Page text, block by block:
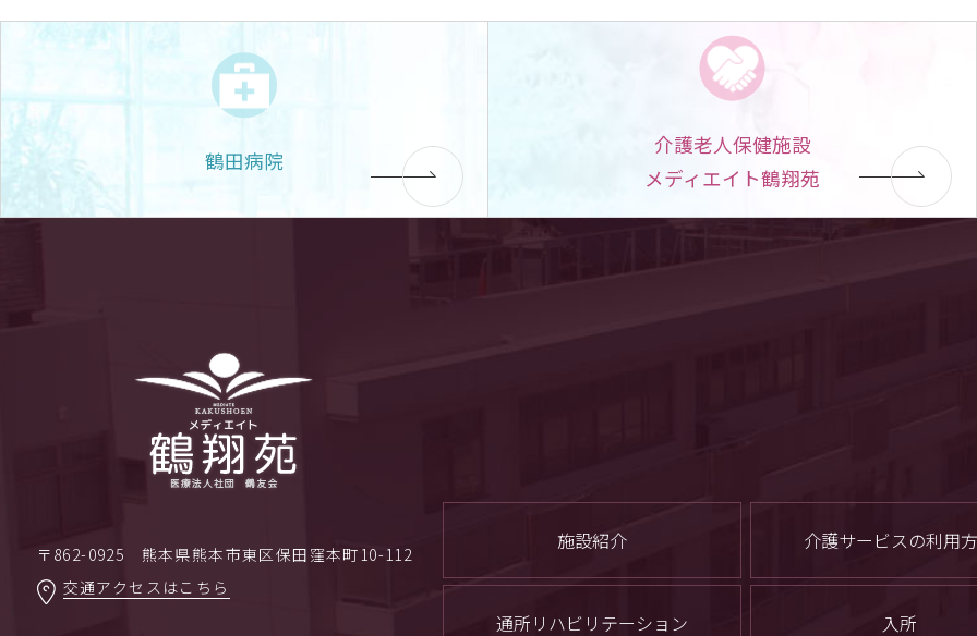
鶴田病院
介護老人保健施設
メディエイト鶴翔苑
〒862-0925 熊本県熊本市東区保田窪本町10-112
交通アクセスはこちら
施設紹介 介護サービスの利用
通所リハビリテーション 入所